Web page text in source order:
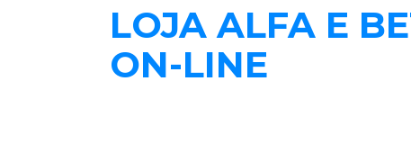
LOJA ALFA E
ON-LINE